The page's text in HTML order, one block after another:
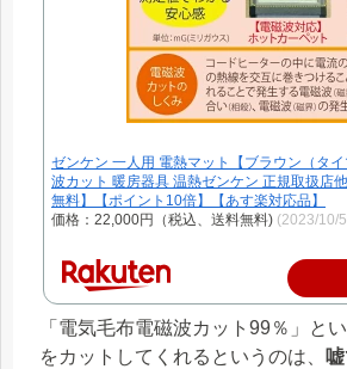
ゼンケン 一人用 電熱マット【ブラウン（タ
波カット 暖房器具 温熱ゼンケン 正規取扱店
無料】【ポイント10倍】【あす楽対応品】
価格：22,000円（税込、送料無料) (2023/10/
「電気毛布電磁波カット99％」と
をカットしてくれるというのは、